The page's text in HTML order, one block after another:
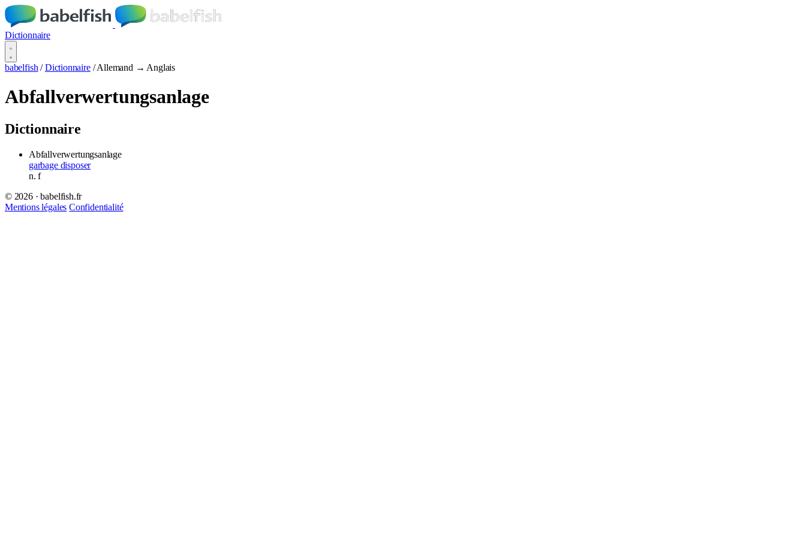
Dictionnaire
babelfish / Dictionnaire / Allemand → Anglais
Abfallverwertungsanlage
Dictionnaire
Abfallverwertungsanlage
garbage disposer
n.f
© 2026 · babelfish.fr
Mentions légales Confidentialité